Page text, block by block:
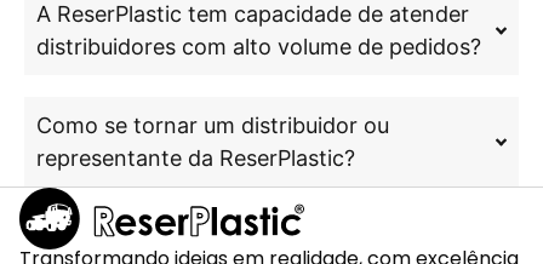
A ReserPlastic tem capacidade de atender
distribuidores com alto volume de pedidos?
Como se tornar um distribuidor ou
representante da ReserPlastic?